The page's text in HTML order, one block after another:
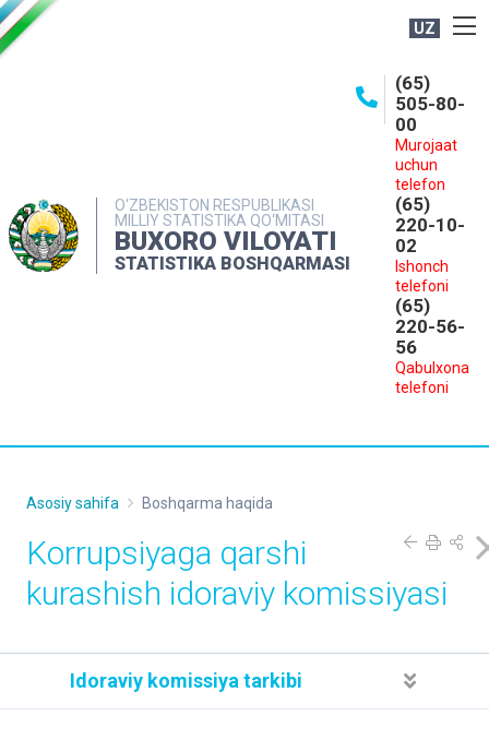
UZ
O‘ZBEKISTON RESPUBLIKASI
MILLIY STATISTIKA QO‘MITASI
BUXORO VILOYATI
STATISTIKA BOSHQARMASI
(65)
505-80-
00
Murojaat
uchun
telefon
(65)
220-10-
02
Ishonch
telefoni
(65)
220-56-
56
Qabulxona
telefoni
MATBUOT XIZMATI
MUROJAATLAR
Asosiy sahifa Boshqarma haqida
Korrupsiyaga qarshi
kurashish idoraviy komissiyasi
Idoraviy komissiya tarkibi